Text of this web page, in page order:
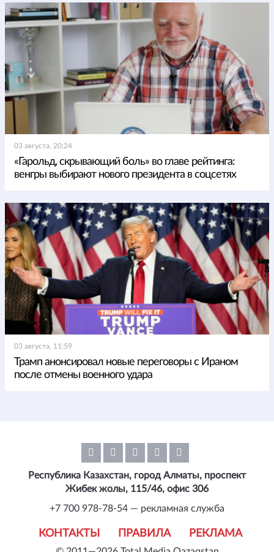
03 августа, 20:24
«Гарольд, скрывающий боль» во главе рейтинга:
венгры выбирают нового президента в соцсетях
03 августа, 11:59
Трамп анонсировал новые переговоры с Ираном
после отмены военного удара
КОНТАКТЫ ПРАВИЛА РЕКЛАМА
Республика Казахстан, город Алматы, проспект
Жибек жолы, 115/46, офис 306
+7 700 978-78-54 — рекламная служба